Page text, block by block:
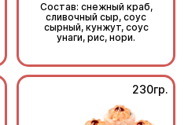
Состав: снежный краб,
сливочный сыр, соус
сырный, кунжут, соус
унаги, рис, нори.
230гр.